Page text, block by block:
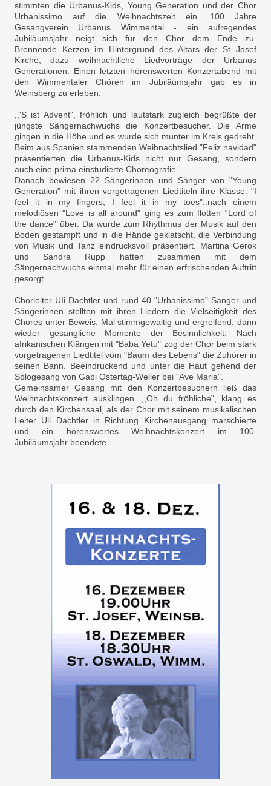
stimmten die Urbanus-Kids, Young Generation und der Chor
Urbanissimo auf die Weihnachtszeit ein. 100 Jahre
Gesangverein Urbanus Wimmental - ein aufregendes
Jubiläumsjahr neigt sich für den Chor dem Ende zu.
Brennende Kerzen im Hintergrund des Altars der St.-Josef
Kirche, dazu weihnachtliche Liedvorträge der Urbanus
Generationen. Einen letzten hörenswerten Konzertabend mit
den Wimmentaler Chören im Jubiläumsjahr gab es in
Weinsberg zu erleben.
,,'S ist Advent", fröhlich und lautstark zugleich begrüßte der
jüngste Sängernachwuchs die Konzertbesucher. Die Arme
gingen in die Höhe und es wurde sich munter im Kreis gedreht.
Beim aus Spanien stammenden Weihnachtslied "Feliz navidad"
präsentierten die Urbanus-Kids nicht nur Gesang, sondern
auch eine prima einstudierte Choreografie.
Danach bewiesen 22 Sängerinnen und Sänger von "Young
Generation" mit ihren vorgetragenen Liedtiteln ihre Klasse. "I
feel it in my fingers, I feel it in my toes",.nach einem
melodiösen "Love is all around" ging es zum flotten “Lord of
the dance" über. Da wurde zum Rhythmus der Musik auf den
Boden gestampft und in die Hände geklatscht, die Verbindung
von Musik und Tanz eindrucksvoll präsentiert. Martina Gerok
und Sandra Rupp hatten zusammen mit dem
Sängernachwuchs einmal mehr für einen erfrischenden Auftritt
gesorgt.
Chorleiter UIi Dachtler und rund 40 "Urbanissimo"-Sänger und
Sängerinnen stellten mit ihren Liedern die Vielseitigkeit des
Chores unter Beweis. Mal stimmgewaltig und ergreifend, dann
wieder gesangliche Momente der Besinnlichkeit. Nach
afrikanischen Klängen mit "Baba Yetu" zog der Chor beim stark
vorgetragenen Liedtitel vom "Baum des Lebens" die Zuhörer in
seinen Bann. Beeindruckend und unter die Haut gehend der
Sologesang von Gabi Ostertag-Weller bei "Ave Maria".
Gemeinsamer Gesang mit den Konzertbesuchern ließ das
Weihnachtskonzert ausklingen. ,,Oh du fröhliche", klang es
durch den Kirchensaal, als der Chor mit seinem musikalischen
Leiter Uli Dachtler in Richtung Kirchenausgang marschierte
und ein hörenswertes Weihnachtskonzert im 100.
Jubiläumsjahr beendete.